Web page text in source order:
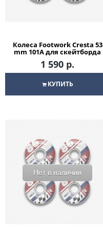
Колеса Footwork Cresta 53
mm 101A для скейтборда
1 590 р.
КУПИТЬ
Нет в наличии